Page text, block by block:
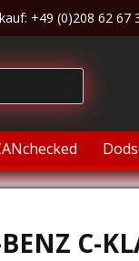
+49 (0)208 62 67
C-